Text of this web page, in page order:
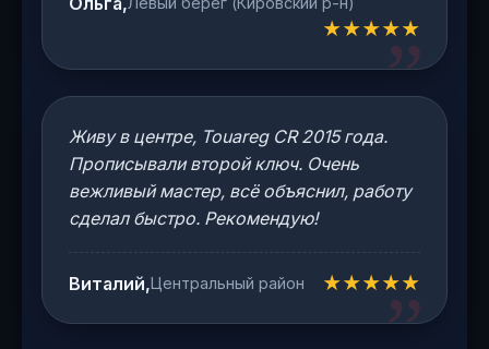
★★★★★
Живу в центре, Touareg CR 2015 года.
Прописывали второй ключ. Очень
вежливый мастер, всё объяснил, работу
сделал быстро. Рекомендую!
Виталий,Центральный район ★★★★★